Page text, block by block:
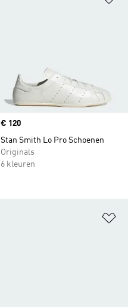
Price
€ 120
Stan Smith Lo Pro Schoenen
Originals
6 kleuren